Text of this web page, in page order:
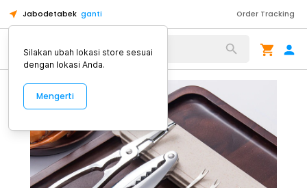
Jabodetabek ganti Order Tracking
Alat Kopi
Silakan ubah lokasi store sesuai
dengan lokasi Anda.
Mengerti